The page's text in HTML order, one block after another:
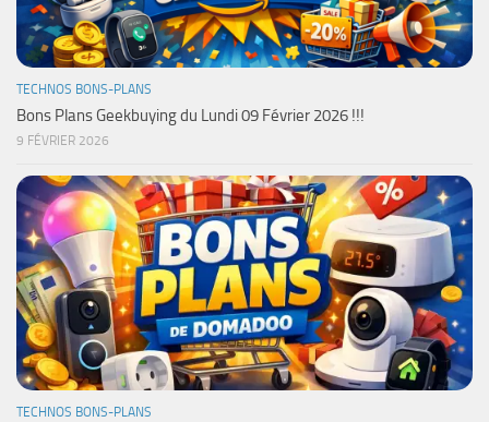
TECHNOS BONS-PLANS
Bons Plans Geekbuying du Lundi 09 Février 2026 !!!
9 FÉVRIER 2026
TECHNOS BONS-PLANS